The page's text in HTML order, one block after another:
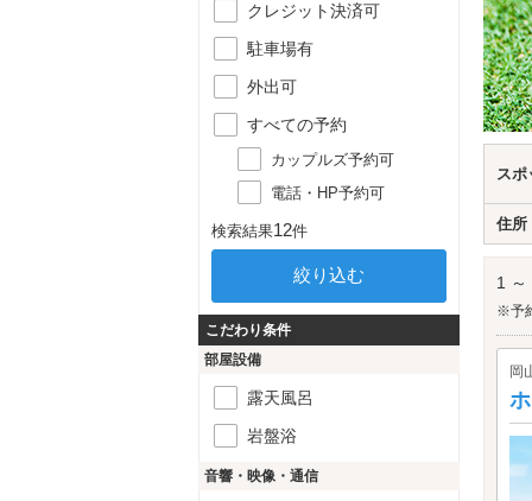
スポ
住所
1 ～
※予
岡
クレジット決済可
駐車場有
外出可
すべての予約
カップルズ予約可
電話・HP予約可
検索結果12件
こだわり条件
部屋設備
露天風呂
岩盤浴
音響・映像・通信